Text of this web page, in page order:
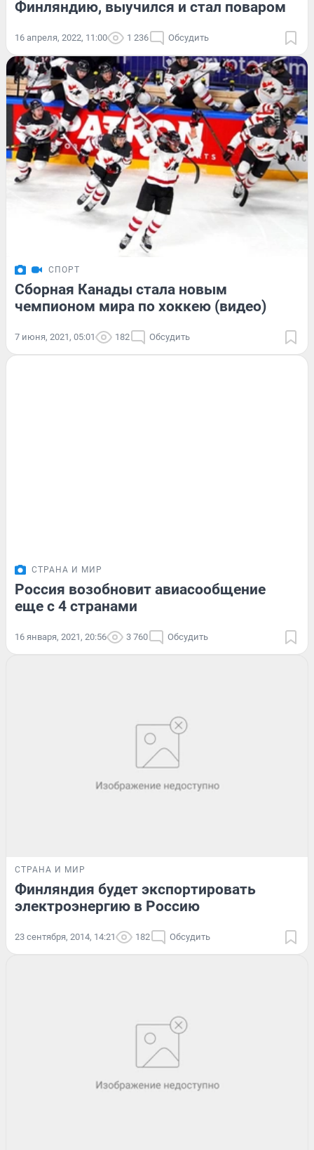
Финляндию, выучился и стал поваром
16 апреля, 2022, 11:00 1 236 Обсудить
СПОРТ
Сборная Канады стала новым
чемпионом мира по хоккею (видео)
7 июня, 2021, 05:01 182 Обсудить
СТРАНА И МИР
Россия возобновит авиасообщение
еще с 4 странами
16 января, 2021, 20:56 3 760 Обсудить
СТРАНА И МИР
Финляндия будет экспортировать
электроэнергию в Россию
23 сентября, 2014, 14:21 182 Обсудить